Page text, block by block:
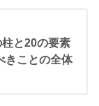
柱と20の要素
きことの全体